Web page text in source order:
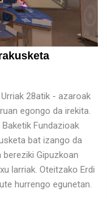
28atik - azaroak
egongo da irekita.
Fundazioak
bat izango da
Gipuzkoan
larriak. Oteitzako Erdi
hurrengo egunetan.